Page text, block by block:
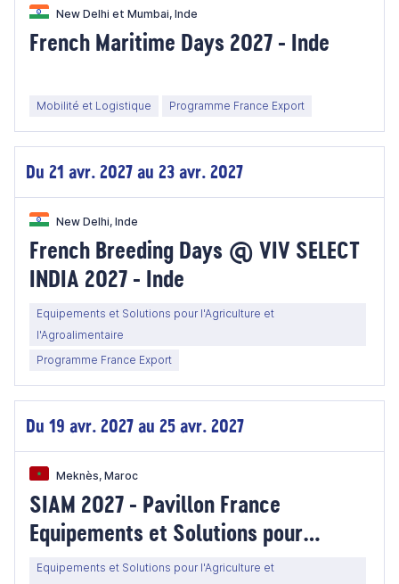
New Delhi et Mumbai, Inde
French Maritime Days 2027 - Inde
Mobilité et Logistique Programme France Export
Du 21 avr. 2027 au 23 avr. 2027
New Delhi, Inde
French Breeding Days @ VIV SELECT
INDIA 2027 - Inde
Equipements et Solutions pour l'Agriculture et
l'Agroalimentaire
Programme France Export
Du 19 avr. 2027 au 25 avr. 2027
Meknès, Maroc
SIAM 2027 - Pavillon France
Equipements et Solutions pour
l'Agriculture et l'Agroalimentaire-
Equipements et Solutions pour l'Agriculture et